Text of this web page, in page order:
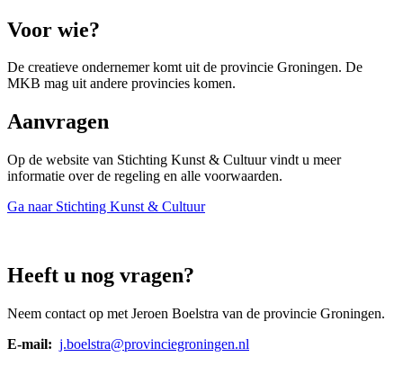
Voor wie?
De creatieve ondernemer komt uit de provincie Groningen. De
MKB mag uit andere provincies komen.
Aanvragen
Op de website van Stichting Kunst & Cultuur vindt u meer
informatie over de regeling en alle voorwaarden.
Ga naar Stichting Kunst & Cultuur
Heeft u nog vragen?
Neem contact op met Jeroen Boelstra van de provincie Groningen.
E-mail: j.boelstra@provinciegroningen.nl